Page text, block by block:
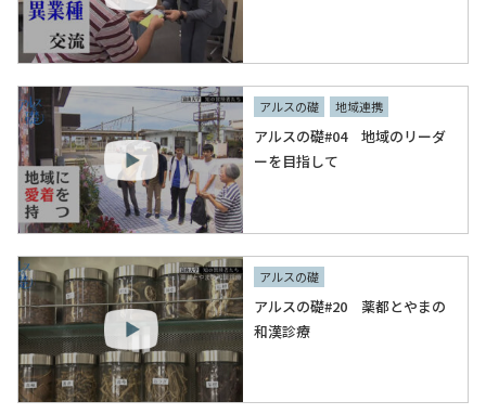
アルスの礎 地域連携
アルスの礎#04 地域のリーダ
ーを目指して
アルスの礎
アルスの礎#20 薬都とやまの
和漢診療